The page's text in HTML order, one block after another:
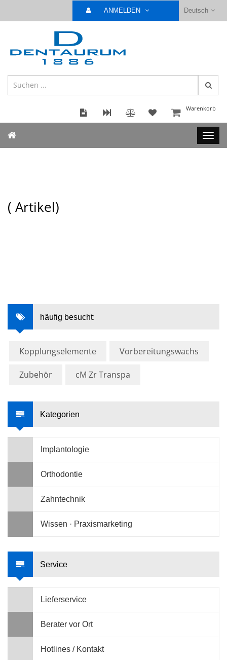
Deutsch
ANMELDEN
Warenkorb
( Artikel)
häufig besucht:
Kopplungselemente Vorbereitungswachs
Zubehör cM Zr Transpa
Kategorien
Implantologie
Orthodontie
Zahntechnik
Wissen · Praxismarketing
Service
Lieferservice
Berater vor Ort
Hotlines / Kontakt